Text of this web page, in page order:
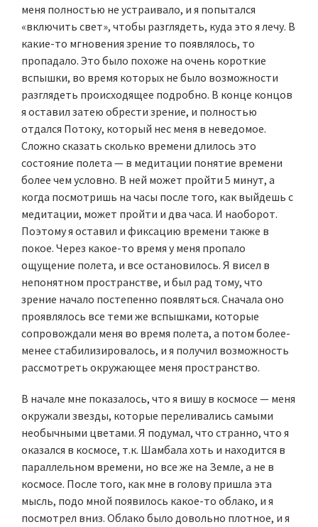
меня полностью не устраивало, и я попытался
«включить свет», чтобы разглядеть, куда это я лечу. В
какие-то мгновения зрение то появлялось, то
пропадало. Это было похоже на очень короткие
вспышки, во время которых не было возможности
разглядеть происходящее подробно. В конце концов
я оставил затею обрести зрение, и полностью
отдался Потоку, который нес меня в неведомое.
Сложно сказать сколько времени длилось это
состояние полета — в медитации понятие времени
более чем условно. В ней может пройти 5 минут, а
когда посмотришь на часы после того, как выйдешь с
медитации, может пройти и два часа. И наоборот.
Поэтому я оставил и фиксацию времени также в
покое. Через какое-то время у меня пропало
ощущение полета, и все остановилось. Я висел в
непонятном пространстве, и был рад тому, что
зрение начало постепенно появляться. Сначала оно
проявлялось все теми же вспышками, которые
сопровождали меня во время полета, а потом более-
менее стабилизировалось, и я получил возможность
рассмотреть окружающее меня пространство.
В начале мне показалось, что я вишу в космосе — меня
окружали звезды, которые переливались самыми
необычными цветами. Я подумал, что странно, что я
оказался в космосе, т.к. Шамбала хоть и находится в
параллельном времени, но все же на Земле, а не в
космосе. После того, как мне в голову пришла эта
мысль, подо мной появилось какое-то облако, и я
посмотрел вниз. Облако было довольно плотное, и я